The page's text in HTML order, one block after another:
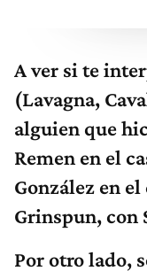
A ver si te
(Lavagna,
alguien que
Remen en el
González en
Grinspun, con
Por otro lado,